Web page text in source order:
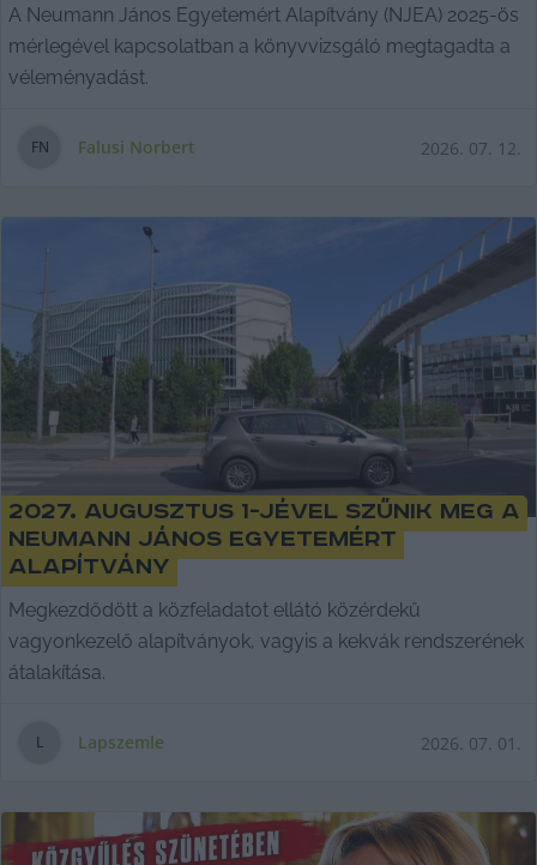
A Neumann János Egyetemért Alapítvány (NJEA) 2025-ös
mérlegével kapcsolatban a könyvvizsgáló megtagadta a
véleményadást.
FN Falusi Norbert 2026. 07. 12.
2027. augusztus 1-jével szűnik meg a
Neumann János Egyetemért
Alapítvány
Megkezdődött a közfeladatot ellátó közérdekű
vagyonkezelő alapítványok, vagyis a kekvák rendszerének
átalakítása.
L Lapszemle 2026. 07. 01.